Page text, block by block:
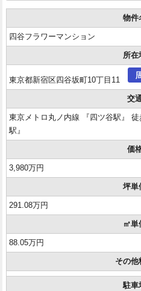
物件
四谷フラワーマンション
所在
東京都新宿区四谷坂町10丁目11
交
東京メトロ丸ノ内線 『四ツ谷駅』
駅』
価
3,980万円
坪単
291.08万円
㎡単
88.05万円
その他
駐車